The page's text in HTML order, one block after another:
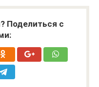
Поделиться с